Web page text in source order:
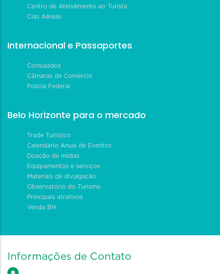
Centro de Atendimento ao Turista
Cias Aéreas
Internacional e Passaportes
Consulados
Câmaras de Comércio
Polícia Federal
Belo Horizonte para o mercado
Trade Turístico
Calendário Anual de Eventos
Doação de mídias
Equipamentos e serviços
Materiais de divulgação
Observatório do Turismo
Principais atrativos
Venda BH
Informações de Contato